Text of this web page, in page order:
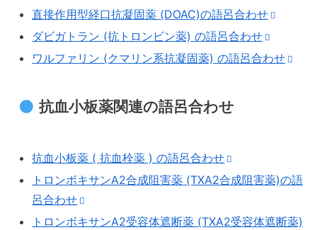
直接作用型経口抗凝固薬 (DOAC)の語呂合わせ
ダビガトラン (抗トロンビン薬) の語呂合わせ
ワルファリン (クマリン系抗凝固薬) の語呂合わせ
抗血小板薬関連の語呂合わせ
抗血小板薬 ( 抗血栓薬 ) の語呂合わせ
トロンボキサンA2合成阻害薬 (TXA2合成阻害薬)の語
呂合わせ
トロンボキサンA2受容体遮断薬 (TXA2受容体遮断薬)